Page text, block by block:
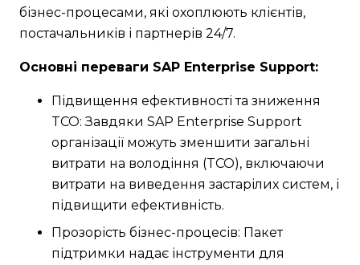
бізнес-процесами, які охоплюють клієнтів,
постачальників і партнерів 24/7.
Основні переваги SAP Enterprise Support:
Підвищення ефективності та зниження
TCO: Завдяки SAP Enterprise Support
організації можуть зменшити загальні
витрати на володіння (TCO), включаючи
витрати на виведення застарілих систем, і
підвищити ефективність.
Прозорість бізнес-процесів: Пакет
підтримки надає інструменти для